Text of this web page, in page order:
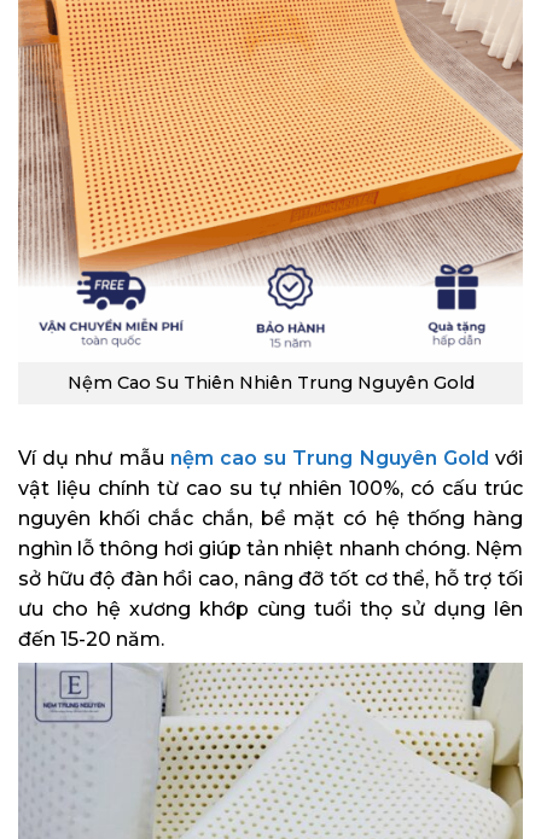
Nệm Cao Su Thiên Nhiên Trung Nguyên Gold
Ví dụ như mẫu nệm cao su Trung Nguyên Gold với
vật liệu chính từ cao su tự nhiên 100%, có cấu trúc
nguyên khối chắc chắn, bề mặt có hệ thống hàng
nghìn lỗ thông hơi giúp tản nhiệt nhanh chóng. Nệm
sở hữu độ đàn hồi cao, nâng đỡ tốt cơ thể, hỗ trợ tối
ưu cho hệ xương khớp cùng tuổi thọ sử dụng lên
đến 15-20 năm.